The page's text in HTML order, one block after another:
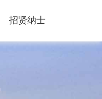
招贤纳士